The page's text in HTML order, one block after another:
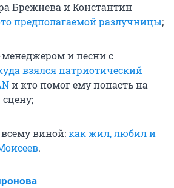
Брежнева и Константин
предполагаемой разлучницы;
и песни с
взялся патриотический
и кто помог ему попасть на
виной:как жил, любил и
.